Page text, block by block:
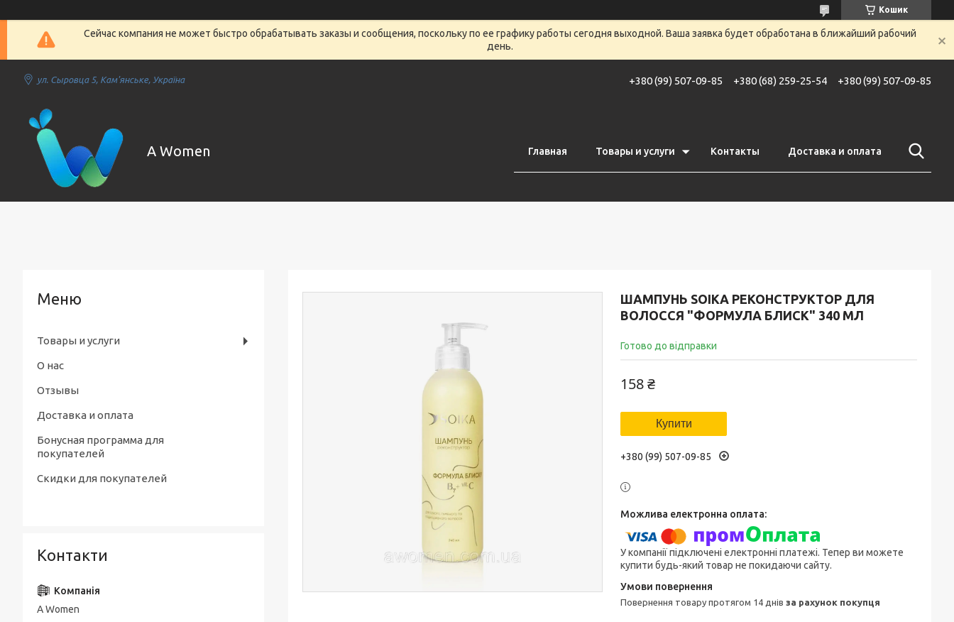
Кошик
Сейчас компания не может быстро обрабатывать заказы и сообщения, поскольку по ее графику работы сегодня выходной. Ваша заявка будет обработана в ближайший рабочий
день.
ул. Сыровца 5, Кам'янське, Україна +380 (99) 507-09-85 +380 (68) 259-25-54 +380 (99) 507-09-85
A Women Главная Товары и услуги Контакты Доставка и оплата
ШАМПУНЬ SOIKA РЕКОНСТРУКТОР ДЛЯ
ВОЛОССЯ "ФОРМУЛА БЛИСК" 340 МЛ
Готово до відправки
158 ₴
Купити
+380 (99) 507-09-85
У компанії підключені електронні платежі. Тепер ви можете
купити будь-який товар не покидаючи сайту.
повернення товару протягом 14 днів за рахунок покупця
Товары и услуги
О нас
Отзывы
Доставка и оплата
Бонусная программа для
покупателей
Скидки для покупателей
Контакти
A Women